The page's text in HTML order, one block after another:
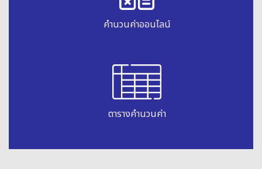
คำนวนค่าออนไลน์
ตารางคำนวนค่า